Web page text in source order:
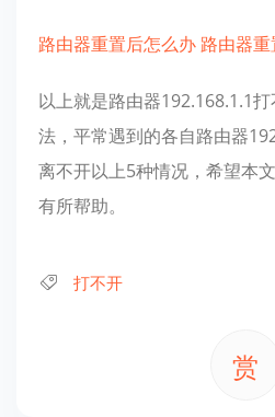
路由器重置后怎么办 路由器
以上就是路由器192.168.1.1
法，平常遇到的各自路由器
离不开以上5种情况，希望本
有所帮助。
打不开
赏